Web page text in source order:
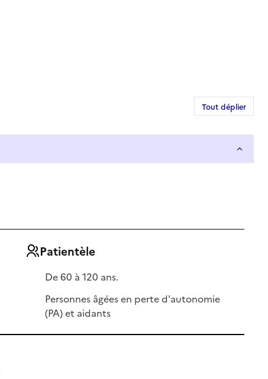
Tout déplier
Patientèle
De 60 à 120 ans.
Personnes âgées en perte d'autonomie
(PA) et aidants